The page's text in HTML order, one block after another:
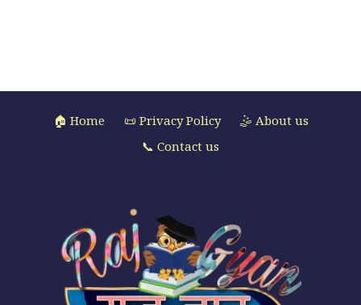
🏠 Home 📜 Privacy Policy
🤹 About us
📞 Contact us